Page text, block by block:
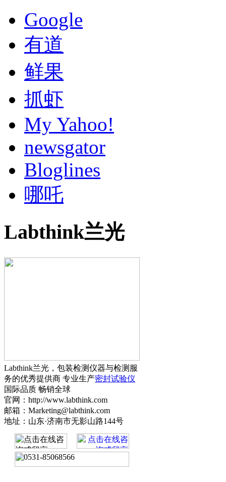
Google
有道
鲜果
抓虾
My Yahoo!
newsgator
Bloglines
哪吒
Labthink兰光
Labthink兰光，包装检测仪器与检测服
务的优秀提供商 专业生产密封试验仪
国际品质 畅销全球
官网：http://www.labthink.com
邮箱：Marketing@labthink.com
地址：山东·济南市无影山路144号